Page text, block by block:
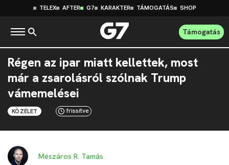
TELEX AFTER G7 KARAKTER TÁMOGATÁS SHOP
Támogatás
Régen az ipar miatt kellettek, most
már a zsarolásról szólnak Trump
vámemelései
KÖZÉLET frissítve
Mészáros R. Tamás